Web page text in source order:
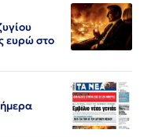
ευρώ στο